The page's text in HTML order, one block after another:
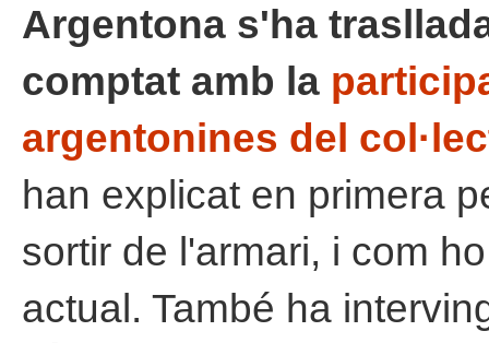
Argentona s'ha
comptat amb la
argentonines del
han explicat en primera
sortir de l'armari, i com
actual. També ha